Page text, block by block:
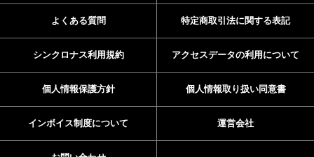
よくある質問 特定商取引法に関する表記
シンクロナス利用規約 アクセスデータの利用について
個人情報保護方針 個人情報取り扱い同意書
インボイス制度について 運営会社